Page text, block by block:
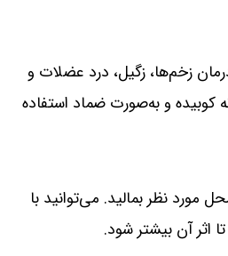
زخم‌ها، زگیل، درد عضلات و
کوبیده و به‌صورت ضماد استفاده
مورد نظر بمالید. می‌توانید با
اثر آن بیشتر شود.